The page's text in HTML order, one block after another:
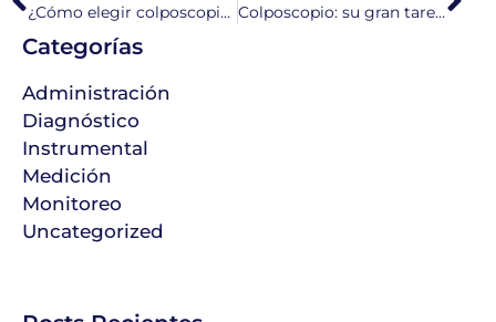
¿Cómo elegir colposcopio? Colposcopio: su gran tarea en la medicina
Categorías
Administración
Diagnóstico
Instrumental
Medición
Monitoreo
Uncategorized